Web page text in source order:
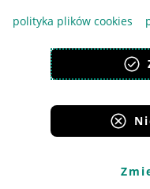
polityka plików cookies
Korzystanie z serwisu